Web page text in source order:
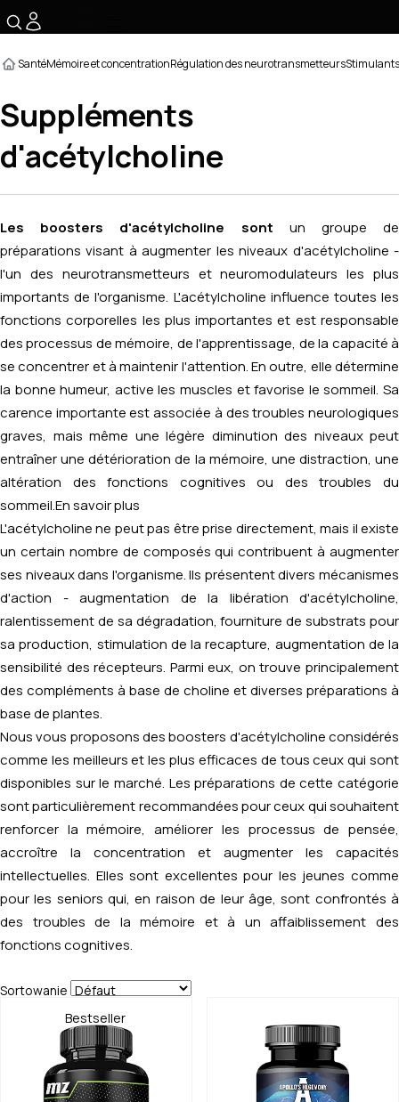
SantéMémoire et concentrationRégulation des neurotransmetteurs
Suppléments
d'acétylcholine
Les boosters d'acétylcholine sont un groupe de
préparations visant à augmenter les niveaux d'acétylcholine -
l'un des neurotransmetteurs et neuromodulateurs les plus
importants de l'organisme. L'acétylcholine influence toutes les
fonctions corporelles les plus importantes et est responsable
des processus de mémoire, de l'apprentissage, de la capacité à
se concentrer et à maintenir l'attention. En outre, elle détermine
la bonne humeur, active les muscles et favorise le sommeil. Sa
carence importante est associée à des troubles neurologiques
graves, mais même une légère diminution des niveaux peut
entraîner une détérioration de la mémoire, une distraction, une
altération des fonctions cognitives ou des troubles du
sommeil. En savoir plus
L'acétylcholine ne peut pas être prise directement, mais il existe
un certain nombre de composés qui contribuent à augmenter
ses niveaux dans l'organisme. Ils présentent divers mécanismes
d'action - augmentation de la libération d'acétylcholine,
ralentissement de sa dégradation, fourniture de substrats pour
sa production, stimulation de la recapture, augmentation de la
sensibilité des récepteurs. Parmi eux, on trouve principalement
des compléments à base de choline et diverses préparations à
base de plantes.
Nous vous proposons des boosters d'acétylcholine considérés
comme les meilleurs et les plus efficaces de tous ceux qui sont
disponibles sur le marché. Les préparations de cette catégorie
sont particulièrement recommandées pour ceux qui souhaitent
renforcer la mémoire, améliorer les processus de pensée,
accroître la concentration et augmenter les capacités
intellectuelles. Elles sont excellentes pour les jeunes comme
pour les seniors qui, en raison de leur âge, sont confrontés à
des troubles de la mémoire et à un affaiblissement des
fonctions cognitives.
Sortowanie
Bestseller